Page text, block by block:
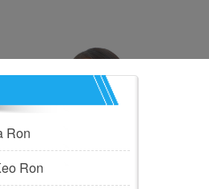
Ron
Ron